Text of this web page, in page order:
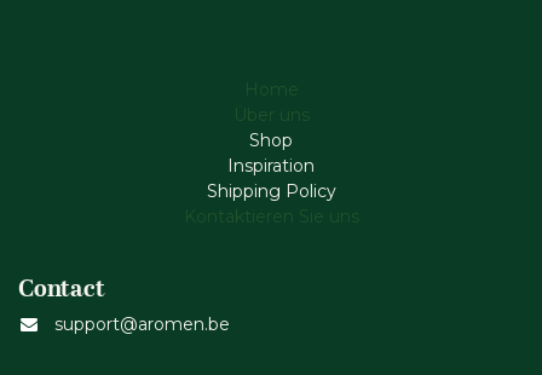
Home
Über uns
Shop
Inspiration
Shipping Policy
Kontaktieren Sie uns
Contact
support@aromen.be